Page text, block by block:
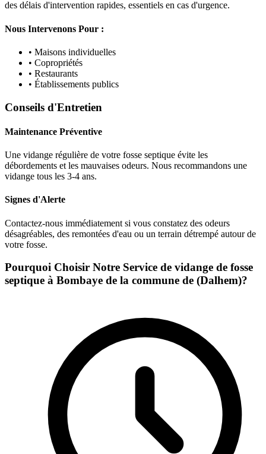
des délais d'intervention rapides, essentiels en cas d'urgence.
Nous Intervenons Pour :
• Maisons individuelles
• Copropriétés
• Restaurants
• Établissements publics
Conseils d'Entretien
Maintenance Préventive
Une vidange régulière de votre fosse septique évite les
débordements et les mauvaises odeurs. Nous recommandons une
vidange tous les 3-4 ans.
Signes d'Alerte
Contactez-nous immédiatement si vous constatez des odeurs
désagréables, des remontées d'eau ou un terrain détrempé autour de
votre fosse.
Pourquoi Choisir Notre Service de vidange de fosse
septique à Bombaye de la commune de (Dalhem)?